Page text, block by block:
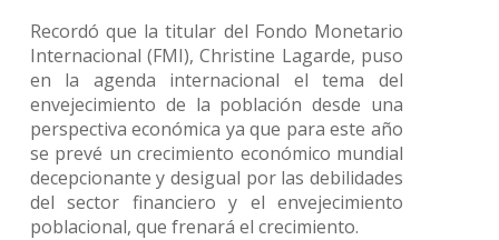
Recordó que la titular del Fondo Monetario
Internacional (FMI), Christine Lagarde, puso
en la agenda internacional el tema del
envejecimiento de la población desde una
perspectiva económica ya que para este año
se prevé un crecimiento económico mundial
decepcionante y desigual por las debilidades
del sector financiero y el envejecimiento
poblacional, que frenará el crecimiento.